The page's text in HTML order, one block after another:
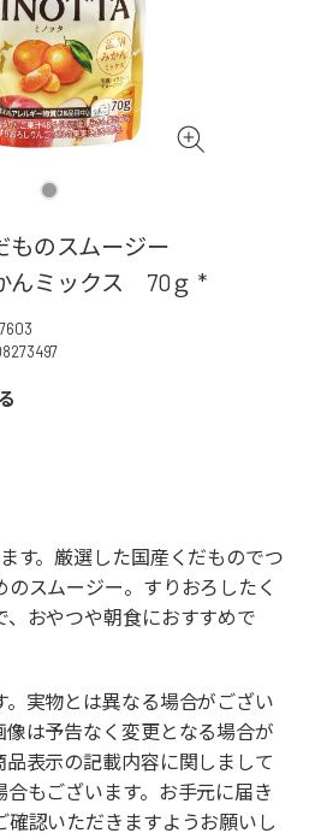
ものスムージー
んミックス 70ｇ *
す。厳選した国産くだものでつ
のスムージー。すりおろしたく
、おやつや朝食におすすめで
実物とは異なる場合がござい
は予告なく変更となる場合が
品表示の記載内容に関しまして
もございます。お手元に届き
確認いただきますようお願いし